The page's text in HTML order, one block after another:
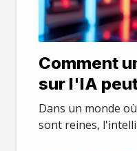
Comment
sur l'IA
votre
Dans un monde
sont reines,